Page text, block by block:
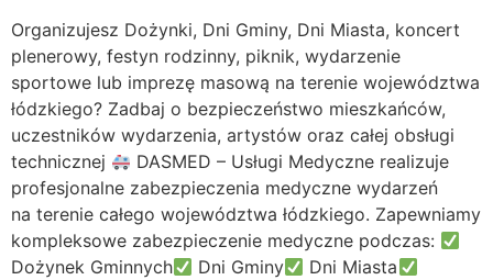
Organizujesz Dożynki, Dni Gminy, Dni Miasta, koncert
plenerowy, festyn rodzinny, piknik, wydarzenie
sportowe lub imprezę masową na terenie województwa
łódzkiego? Zadbaj o bezpieczeństwo mieszkańców,
uczestników wydarzenia, artystów oraz całej obsługi
technicznej
DASMED – Usługi Medyczne realizuje
profesjonalne zabezpieczenia medyczne wydarzeń
na terenie całego województwa łódzkiego. Zapewniamy
kompleksowe zabezpieczenie medyczne podczas:
Dożynek Gminnych
Dni Gminy
Dni Miasta